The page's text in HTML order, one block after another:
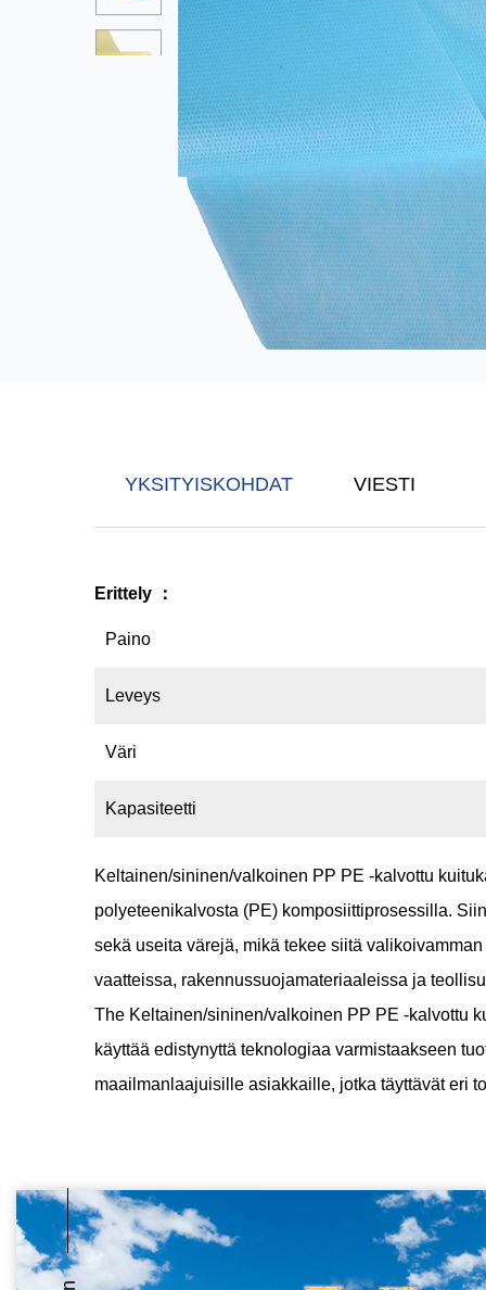
YKSITYISKOHDAT VIESTI
Erittely ：
Paino
Leveys
Väri
Kapasiteetti
Keltainen/sininen/valkoinen PP PE -kalvottu
polyeteenikalvosta (PE) komposiittiprosessilla.
sekä useita värejä, mikä tekee siitä
vaatteissa, rakennussuojamateriaaleissa ja
The Keltainen/sininen/valkoinen PP PE -kalvottu
käyttää edistynyttä teknologiaa varmistaakseen
maailmanlaajuisille asiakkaille, jotka täyttävät eri